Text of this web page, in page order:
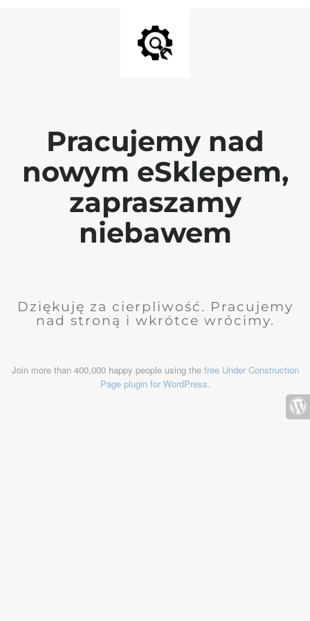
Pracujemy nad
nowym eSklepem,
zapraszamy
niebawem
Dziękuję za cierpliwość. Pracujemy
nad stroną i wkrótce wrócimy.
Join more than 400,000 happy people using the free Under Construction
Page plugin for WordPress.